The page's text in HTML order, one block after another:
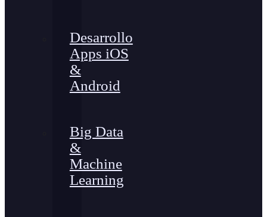
Desarrollo
Apps iOS
&
Android
Big Data
&
Machine
Learning